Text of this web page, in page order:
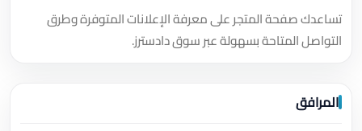
تساعدك صفحة المتجر على معرفة الإعلانات المتوفرة وطرق
التواصل المتاحة بسهولة عبر سوق دادسترز.
المرافق